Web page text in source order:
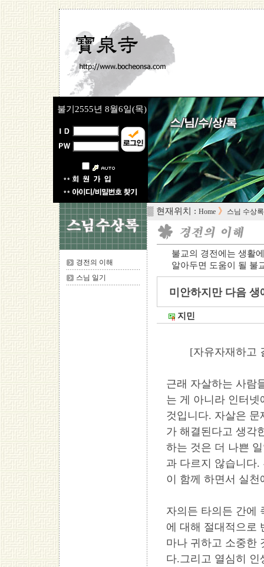
불기2555년 8월6일(목)
경전의 이해
스님 일기
▒ 현재위치 : Home 》 스님 수상록
불교의 경전에는 생활
알아두면 도움이 될 불
미안하지만 다음 생
지민
[자유자재하고 걸
근래 자살하는 사람
는 게 아니라 인터
것입니다. 자살은
가 해결된다고 생각
하는 것은 더 나쁜
과 다르지 않습니다
이 함께 하면서 실
자의든 타의든 간에
에 대해 절대적으로
마나 귀하고 소중한
다.그리고 열심히